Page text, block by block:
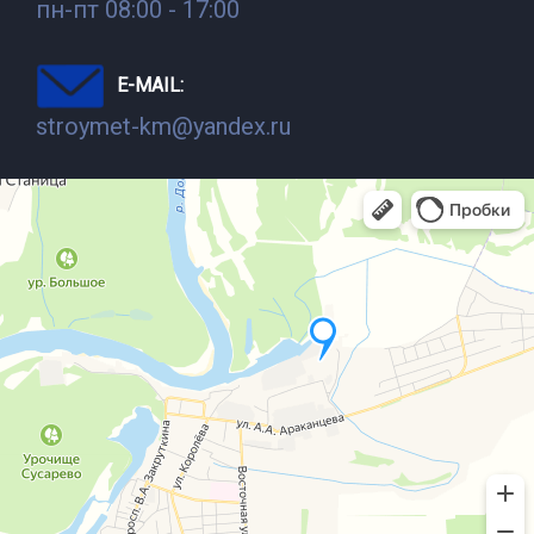
пн-пт 08:00 - 17:00
E-MAIL:
stroymet-km@yandex.ru